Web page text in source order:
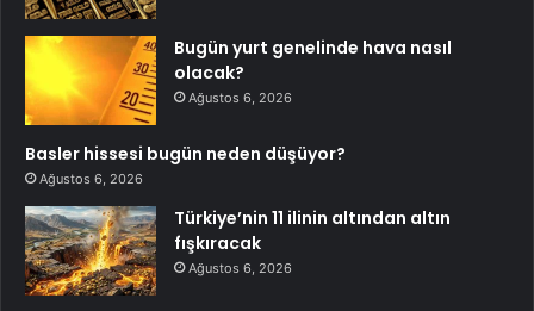
Bugün yurt genelinde hava nasıl
olacak?
Ağustos 6, 2026
Basler hissesi bugün neden düşüyor?
Ağustos 6, 2026
Türkiye’nin 11 ilinin altından altın
fışkıracak
Ağustos 6, 2026